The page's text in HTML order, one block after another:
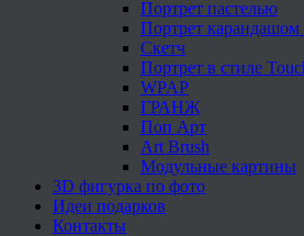
Портрет пастелью
Портрет
Скетч
Портрет в стиле
WPAP
ГРАНЖ
Поп Арт
Art Brush
Модульные картины
3D фигурка по фото
Идеи подарков
Контакты